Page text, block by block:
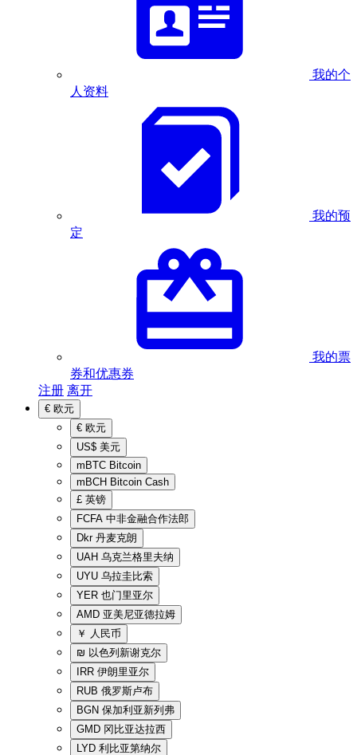
我的个
人资料
我的预
定
我的票
券和优惠券
注册 离开
€ 欧元
€ 欧元
US$ 美元
mBTC Bitcoin
mBCH Bitcoin Cash
£ 英镑
FCFA 中非金融合作法郎
Dkr 丹麦克朗
UAH 乌克兰格里夫纳
UYU 乌拉圭比索
YER 也门里亚尔
AMD 亚美尼亚德拉姆
￥ 人民币
₪ 以色列新谢克尔
IRR 伊朗里亚尔
RUB 俄罗斯卢布
BGN 保加利亚新列弗
GMD 冈比亚达拉西
LYD 利比亚第纳尔